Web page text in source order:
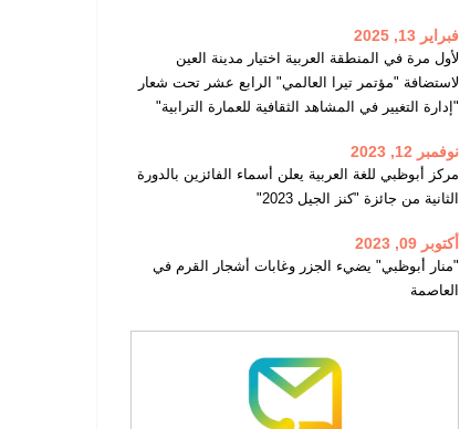
فبراير 13, 2025
لأول مرة في المنطقة العربية اختيار مدينة العين
لاستضافة "مؤتمر تيرا العالمي" الرابع عشر تحت شعار
"إدارة التغيير في المشاهد الثقافية للعمارة الترابية"
نوفمبر 12, 2023
مركز أبوظبي للغة العربية يعلن أسماء الفائزين بالدورة
الثانية من جائزة "كنز الجيل 2023"
أكتوبر 09, 2023
"منار أبوظبي" يضيء الجزر وغابات أشجار القرم في
العاصمة